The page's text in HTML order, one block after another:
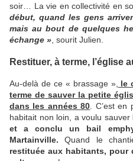
soir… La vie en collectivité en
début, quand les gens
mais au bout de quelques
échange » , sourit Julien.
Restituer, à terme, l’église
Au-delà de ce « brassage », le
terme de sauver la petite
dans les années 80 . C’est
habitait non loin, a voulu sauver
et a conclu un bail
Martainville. Quand le
restituée aux habitants, pour